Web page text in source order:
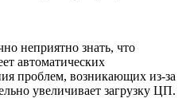
неприятно знать, что
автоматических
проблем, возникающих из-за
увеличивает загрузку ЦП.